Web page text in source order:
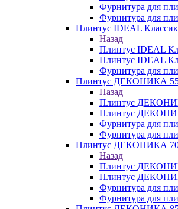
Фурнитура для
Фурнитура для
Плинтус IDEAL
Назад
Плинтус IDEAL
Плинтус IDEAL
Фурнитура для
Плинтус ДЕКОНИКА
Назад
Плинтус
Плинтус
Фурнитура для
Фурнитура для
Плинтус ДЕКОНИКА
Назад
Плинтус
Плинтус
Фурнитура для
Фурнитура для